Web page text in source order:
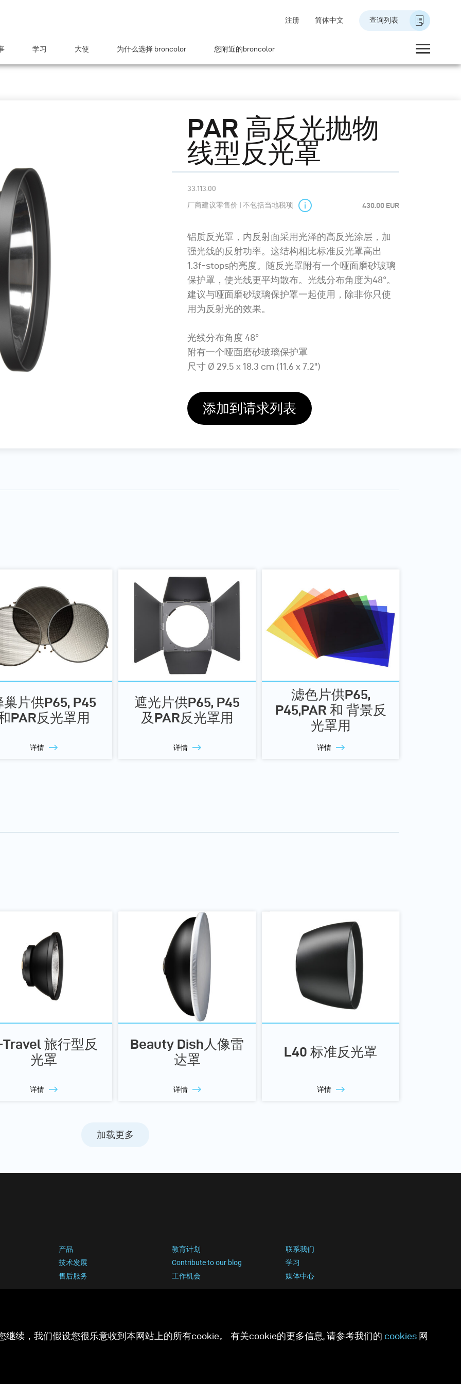
注册 简体中文 查询列表
学习 大使 为什么选择 broncolor 您附近的broncolor
PAR 高反光抛物
线型反光罩
33.113.00
厂商建议零售价 | 不包括当地税项 430.00 EUR
铝质反光罩，内反射面采用光泽的高反光涂层，加
强光线的反射功率。这结构相比标准反光罩高出
1.3f-stops的亮度。随反光罩附有一个哑面磨砂玻璃
保护罩，使光线更平均散布。光线分布角度为48°。
建议与哑面磨砂玻璃保护罩一起使用，除非你只使
用为反射光的效果。
光线分布角度 48°
附有一个哑面磨砂玻璃保护罩
尺寸 Ø 29.5 x 18.3 cm (11.6 x 7.2")
添加到请求列表
巢片供P65, P45
PAR反光罩用
详情
遮光片供P65, P45
及PAR反光罩用
详情
滤色片供P65,
P45,PAR 和 背景反
光罩用
详情
旅行型反
光罩
详情
Beauty Dish人像雷
达罩
详情
L40 标准反光罩
详情
加载更多
产品 教育计划
联系我们
技术发展
Contribute to our blog
学习
售后服务
工作机会 媒体中心
续，我们假设您很乐意收到本网站上的所有cookie。 有关cookie的更多信息, 请参考我们的 cookies 网